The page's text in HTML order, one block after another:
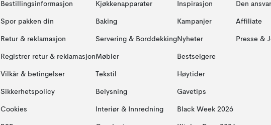
Bestillingsinformasjon
Spor pakken din
Retur & reklamasjon
Registrer retur & reklamasjon
Vilkår & betingelser
Sikkerhetspolicy
Cookies
Kjøkkenapparater
Baking
Servering & Borddekking
Møbler
Tekstil
Belysning
Interiør & Innredning
Inspirasjon
Kampanjer
Nyheter
Bestselgere
Høytider
Gavetips
Black Week 2026
Den
Affiliate
Presse &